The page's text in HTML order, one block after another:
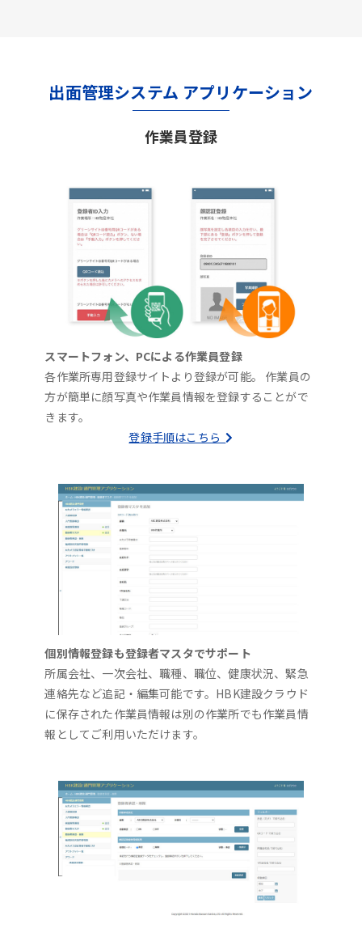
出面管理システム アプリケーション
作業員登録
スマートフォン、PCによる作業員登録
各作業所専用登録サイトより登録が可能。 作業員の
方が簡単に顔写真や作業員情報を登録することがで
きます。
登録手順はこちら
個別情報登録も登録者マスタでサポート
所属会社、一次会社、職種、職位、健康状況、緊急
連絡先など追記・編集可能です。HBK建設クラウド
に保存された作業員情報は別の作業所でも作業員情
報としてご利用いただけます。